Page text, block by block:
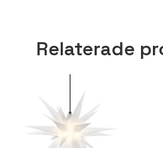
Relaterade